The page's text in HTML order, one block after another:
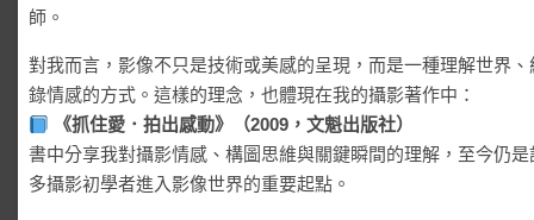
師。
對我而言，影像不只是技術或美感的呈現，而是一種理解世界、
錄情感的方式。這樣的理念，也體現在我的攝影著作中：
《抓住愛．拍出感動》（2009，文魁出版社）
書中分享我對攝影情感、構圖思維與關鍵瞬間的理解，至今仍是
多攝影初學者進入影像世界的重要起點。